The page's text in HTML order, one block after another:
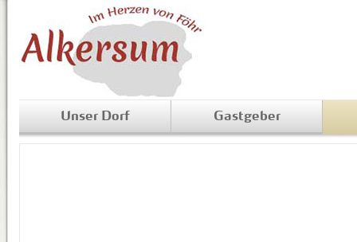
Unser Dorf Gastgeber